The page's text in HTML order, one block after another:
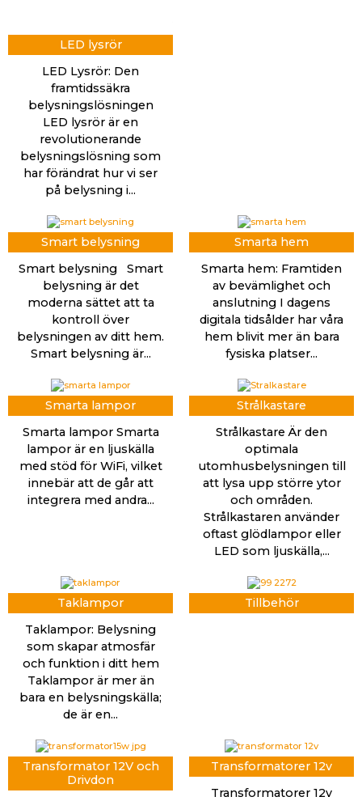
LED lysrör
LED Lysrör: Den
framtidssäkra
belysningslösningen
LED lysrör är en
revolutionerande
belysningslösning som
har förändrat hur vi ser
på belysning i...
Smart belysning
Smart belysning Smart
belysning är det
moderna sättet att ta
kontroll över
belysningen av ditt hem.
Smart belysning är...
Smarta hem
Smarta hem: Framtiden
av bevämlighet och
anslutning I dagens
digitala tidsålder har våra
hem blivit mer än bara
fysiska platser...
Smarta lampor
Smarta lampor Smarta
lampor är en ljuskälla
med stöd för WiFi, vilket
innebär att de går att
integrera med andra...
Strålkastare
Strålkastare Är den
optimala
utomhusbelysningen till
att lysa upp större ytor
och områden.
Strålkastaren använder
oftast glödlampor eller
LED som ljuskälla,...
Taklampor
Taklampor: Belysning
som skapar atmosfär
och funktion i ditt hem
Taklampor är mer än
bara en belysningskälla;
de är en...
Tillbehör
Transformator 12V och
Drivdon
Transformatorer 12v
Transformatorer 12v